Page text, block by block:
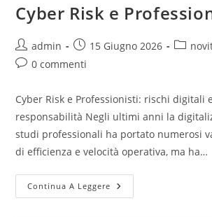
Cyber Risk e
admin 15 Giugno 2026
0 commenti
Cyber Risk e Professionisti: rischi digitali
responsabilità Negli ultimi anni la
studi professionali ha portato numerosi
di efficienza e velocità operativa, ma ha…
Continua A Leggere